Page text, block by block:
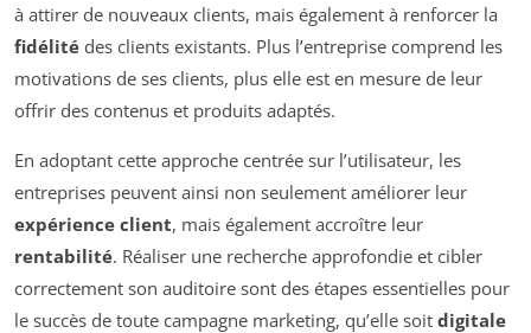
à attirer de nouveaux clients, mais également à renforcer la
fidélité des clients existants. Plus l’entreprise comprend les
motivations de ses clients, plus elle est en mesure de leur
offrir des contenus et produits adaptés.
En adoptant cette approche centrée sur l’utilisateur, les
entreprises peuvent ainsi non seulement améliorer leur
expérience client, mais également accroître leur
rentabilité. Réaliser une recherche approfondie et cibler
correctement son auditoire sont des étapes essentielles pour
le succès de toute campagne marketing, qu’elle soit digitale